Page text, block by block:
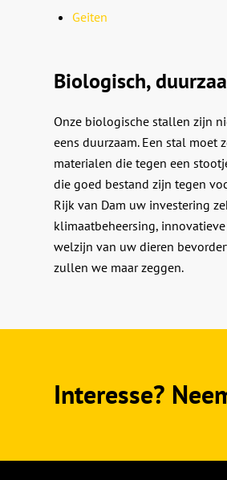
Geiten
Biologisch,
Onze biologische stallen zijn
eens duurzaam. Een stal moet
materialen die tegen een
die goed bestand zijn tegen
Rijk van Dam uw investering
klimaatbeheersing,
welzijn van uw dieren
zullen we maar zeggen.
Interesse?